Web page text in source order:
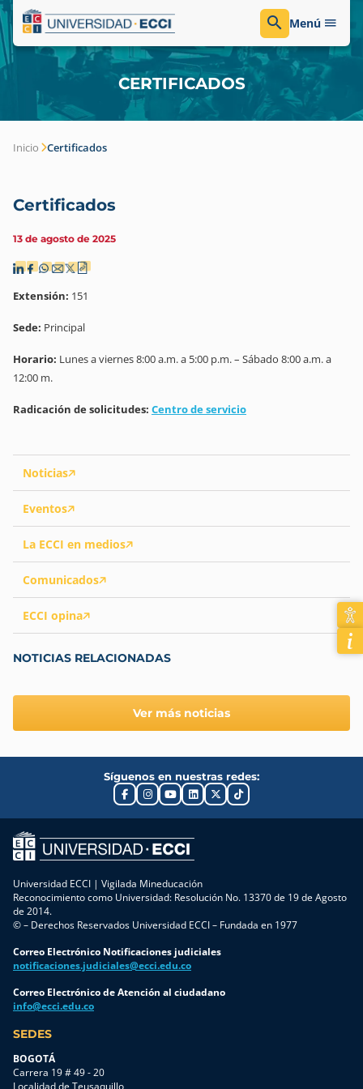
Menú
CERTIFICADOS
Inicio Certificados
Noticias
Eventos
La ECCI en medios
Comunicados
ECCI opina
NOTICIAS RELACIONADAS
Ver más noticias
Certificados
13 de agosto de 2025
Extensión: 151
Sede: Principal
Horario: Lunes a viernes 8:00 a.m. a 5:00 p.m. – Sábado 8:00 a.m. a
12:00 m.
Radicación de solicitudes: Centro de servicio
Síguenos en nuestras redes:
Universidad ECCI | Vigilada Mineducación
Reconocimiento como Universidad: Resolución No. 13370 de 19 de Agosto
de 2014.
© – Derechos Reservados Universidad ECCI – Fundada en 1977
Correo Electrónico Notificaciones judiciales
notificaciones.judiciales@ecci.edu.co
Correo Electrónico de Atención al ciudadano
info@ecci.edu.co
SEDES
BOGOTÁ
Carrera 19 # 49 - 20
Localidad de Teusaquillo